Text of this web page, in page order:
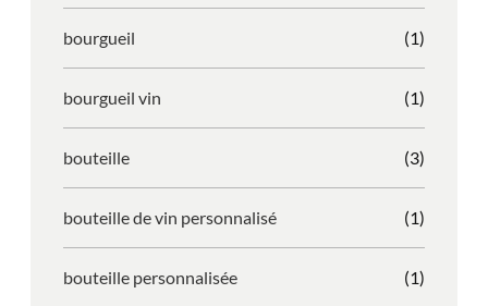
bourgueil (1)
bourgueil vin (1)
bouteille (3)
bouteille de vin personnalisé (1)
bouteille personnalisée (1)